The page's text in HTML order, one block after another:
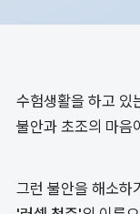
수험생활을 하고 있
불안과 초조의 마음
그런 불안을 해소하